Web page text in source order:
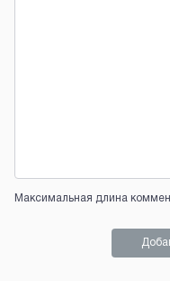
Максимальная длина